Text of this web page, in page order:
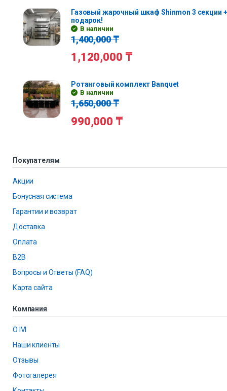
Газовый жарочный шкаф Shinmon 3 секции
подарок!
В наличии
1,400,000₸
1,120,000 ₸
Ротанговый комплект Banquet
В наличии
1,650,000₸
990,000 ₸
Покупателям
Акции
Бонусная система
Гарантии и возврат
Доставка
Оплата
B2B
Вопросы и Ответы (FAQ)
Карта сайта
Компания
О IVI
Наши клиенты
Отзывы
Фотогалерея